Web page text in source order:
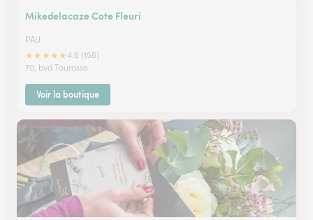
Mikedelacaze Cote Fleuri
PAU
★★★★★4.6 (156)
70, bvd Tourasse
Voir la boutique